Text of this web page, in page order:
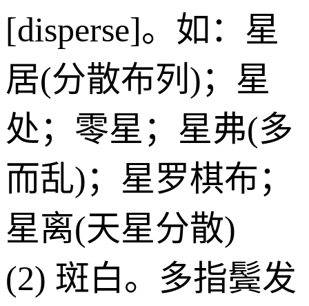
[disperse]。如：星
居(分散布列)；星
处；零星；星弗(多
而乱)；星罗棋布；
星离(天星分散)
(2) 斑白。多指鬓发